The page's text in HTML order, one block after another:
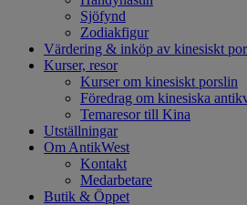
Sjöfynd
Zodiakfigur
Värdering & inköp av kinesiskt
Kurser, resor
Kurser om kinesiskt porslin
Föredrag om kinesiska
Temaresor till Kina
Utställningar
Om AntikWest
Kontakt
Medarbetare
Butik & Öppet